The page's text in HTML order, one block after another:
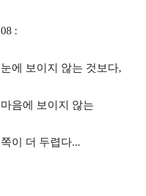
08 :
눈에 보이지 않는 것보다,
마음에 보이지 않는
쪽이 더 두렵다...